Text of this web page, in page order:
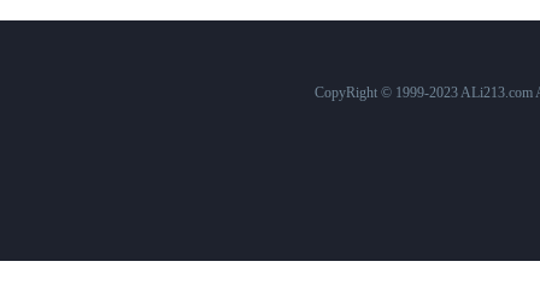
7月23日10:00 原始传奇 1561服
CopyRight © 1999-2023